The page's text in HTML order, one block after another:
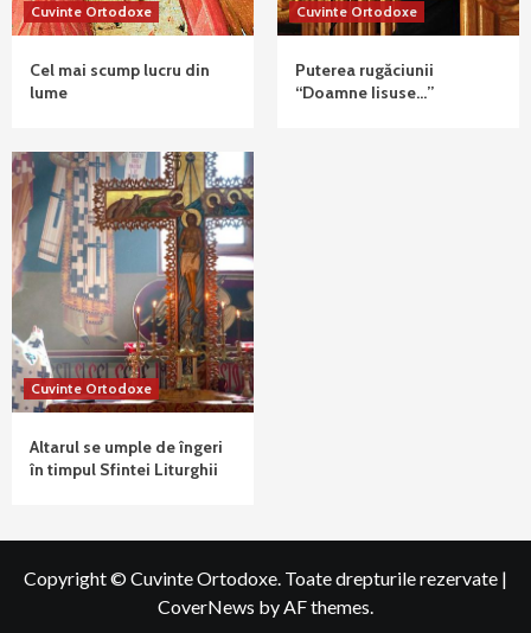
Cuvinte Ortodoxe
Cel mai scump lucru din
lume
Cuvinte Ortodoxe
Puterea rugăciunii
“Doamne Iisuse…”
Cuvinte Ortodoxe
Altarul se umple de îngeri
în timpul Sfintei Liturghii
Copyright © Cuvinte Ortodoxe. Toate drepturile rezervate |
CoverNews by AF themes.